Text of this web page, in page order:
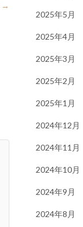
→
2025年5月
2025年4月
2025年3月
2025年2月
2025年1月
2024年12月
2024年11月
2024年10月
2024年9月
2024年8月